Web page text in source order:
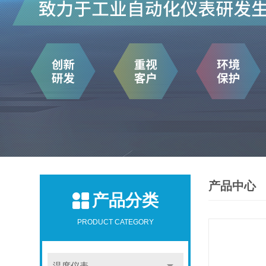
产品分类
PRODUCT CATEGORY
产品中心